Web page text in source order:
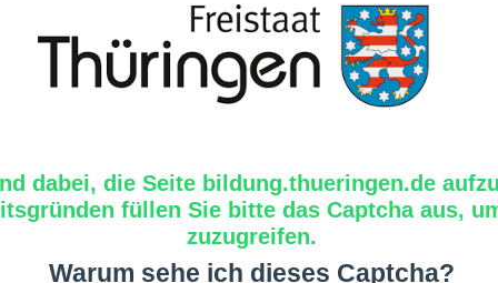
dabei, die Seite bildung.thueringen.de
füllen Sie bitte das Captcha aus,
zuzugreifen.
Warum sehe ich dieses Captcha?